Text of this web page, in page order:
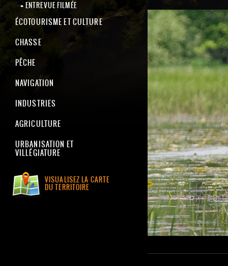
ENTREVUE FILMÉE
ÉCOTOURISME ET CULTURE
CHASSE
PÊCHE
NAVIGATION
INDUSTRIES
AGRICULTURE
URBANISATION ET
VILLÉGIATURE
VISUALISEZ LA CARTE
DU TERRITOIRE